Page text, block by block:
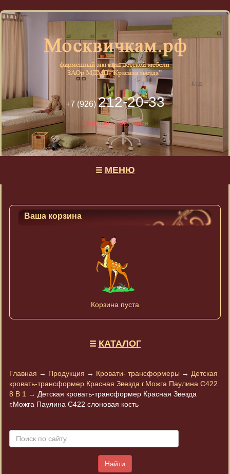
+7 (926) 212-20-33
Отправить сообщение
МЕНЮ
Ваша корзина
Корзина пуста
КАТАЛОГ
Главная → Продукция → Кровати- трансформеры → Детская
кровать-трансформер Красная Звезда г.Можга Паулина С422
8 В 1 → Детская кровать-трансформер Красная Звезда
г.Можга Паулина С422 слоновая кость
Найти